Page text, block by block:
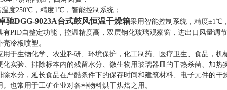
温度250℃，精度1℃，智能控制系统；
驰DGG-9023A台式鼓风恒温干燥箱采用智能控制系统，精度±1℃
有PID自整定功能，控温精度高，双层钢化玻璃观察窗，进出口风量调
壳冷板喷塑。
用于生物化学、农业科研、环境保护，化工制药、医疗卫生、食品，
化实验、排除标本内的残留水分、微生物用玻璃器皿的干热杀菌、加
除水分，延长食品在严酷条件下的保存时间和建筑材料、电子元件的
。也常用于工矿企业对各种物料烘干烘焙之用。